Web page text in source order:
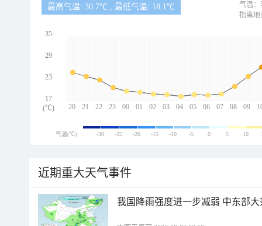
最高气温: 30.7℃ , 最低气温: 18.1℃
20 21 22 23 00 01 02 03 04 05 06 07 08 09
35
29
23
17
(℃)
气温：
指离地
气温(℃) -30 -25 -20 -15 -10 -5 0 5 10
近期重大天气事件
我国降雨强度进一步减弱 中东部